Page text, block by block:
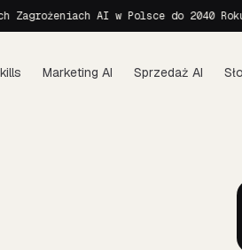
AI w Polsce do 2040 Roku
Marketing AI Sprzedaż AI